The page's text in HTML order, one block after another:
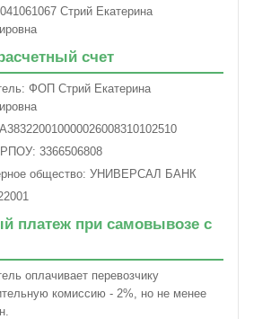
Стрий Екатерина
счет
ФОП Стрий Екатерина
3366506808
общество: УНИВЕРСАЛ БАНК
платеж при самовывозе с
оплачивает перевозчику
комиссию - 2%, но не менее